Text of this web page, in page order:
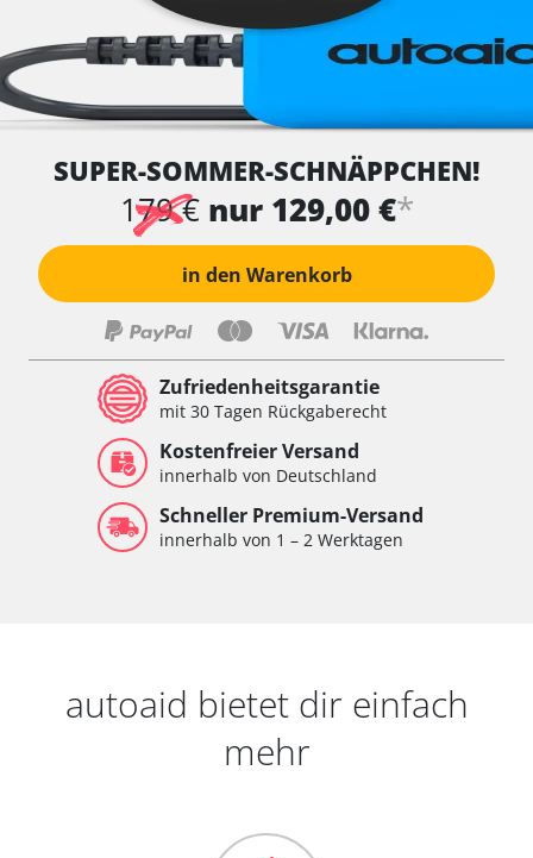
SUPER-SOMMER-SCHNÄPPCHEN!
179 € nur 129,00 €*
in den Warenkorb
Zufriedenheitsgarantie
mit 30 Tagen Rückgaberecht
Kostenfreier Versand
innerhalb von Deutschland
Schneller Premium-Versand
innerhalb von 1 – 2 Werktagen
autoaid bietet dir einfach
mehr